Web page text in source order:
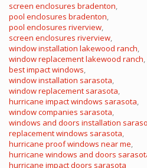
screen enclosures bradenton,
pool enclosures bradenton,
pool enclosures riverview,
screen enclosures riverview,
window installation lakewood ranch,
window replacement lakewood ranch,
best impact windows,
window installation sarasota,
window replacement sarasota,
hurricane impact windows sarasota,
window companies sarasota,
windows and doors installation
replacement windows sarasota,
hurricane proof windows near me,
hurricane windows and doors
hurricane impact doors sarasota